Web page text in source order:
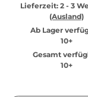
Lieferzeit: 2 - 3
(Ausland)
Ab Lager
10+
Gesamt
10+